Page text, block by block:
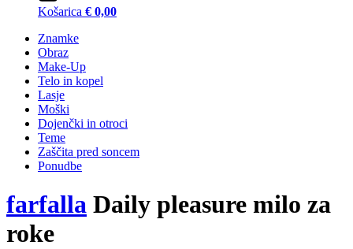
Košarica € 0,00
Znamke
Obraz
Make-Up
Telo in kopel
Lasje
Moški
Dojenčki in otroci
Teme
Zaščita pred soncem
Ponudbe
farfalla Daily pleasure milo za
roke